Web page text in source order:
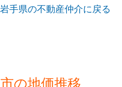
岩手県の不動産仲介に戻る
の地価推移